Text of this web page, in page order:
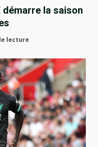
la saison
lecture